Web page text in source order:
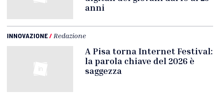
anni
INNOVAZIONE/ Redazione
A Pisa torna Internet Festival:
la parola chiave del 2026 è
saggezza